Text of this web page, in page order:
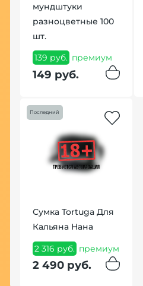
мундштуки
разноцветные 100
шт.
139 руб. премиум
149 руб.
Последний
Сумка Tortuga Для
Кальяна Нана
2 316 руб. премиум
2 490 руб.